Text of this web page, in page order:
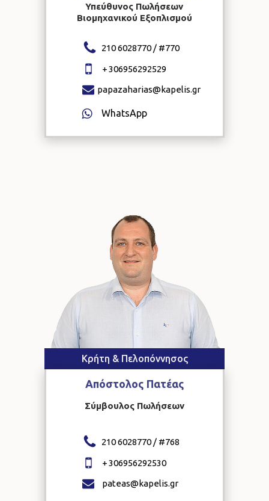
Υπεύθυνος Πωλήσεων
Βιομηχανικού Εξοπλισμού
210 6028770 / #770
+306956292529
papazaharias@kapelis.gr
WhatsApp
Κρήτη & Πελοπόννησος
Απόστολος Πατέας
Σύμβουλος Πωλήσεων
210 6028770 / #768
+306956292530
pateas@kapelis.gr